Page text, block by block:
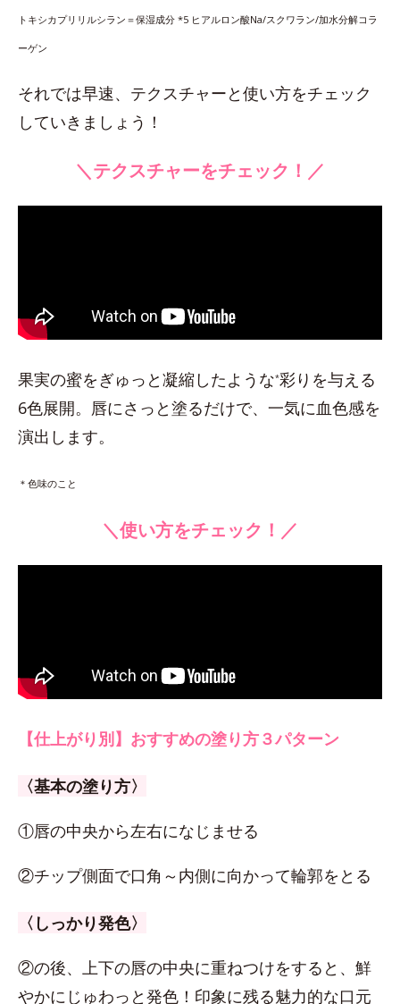
トキシカプリリルシラン＝保湿成分 *5 ヒアルロン酸Na/スクワラン/加水分解コラ
ーゲン
それでは早速、テクスチャーと使い方をチェック
していきましょう！
＼テクスチャーをチェック！／
果実の蜜をぎゅっと凝縮したような*彩りを与える
6色展開。唇にさっと塗るだけで、一気に血色感を
演出します。
＊色味のこと
＼使い方をチェック！／
【仕上がり別】おすすめの塗り方３パターン
〈基本の塗り方〉
①唇の中央から左右になじませる
②チップ側面で口角～内側に向かって輪郭をとる
〈しっかり発色〉
②の後、上下の唇の中央に重ねつけをすると、鮮
やかにじゅわっと発色！印象に残る魅力的な口元